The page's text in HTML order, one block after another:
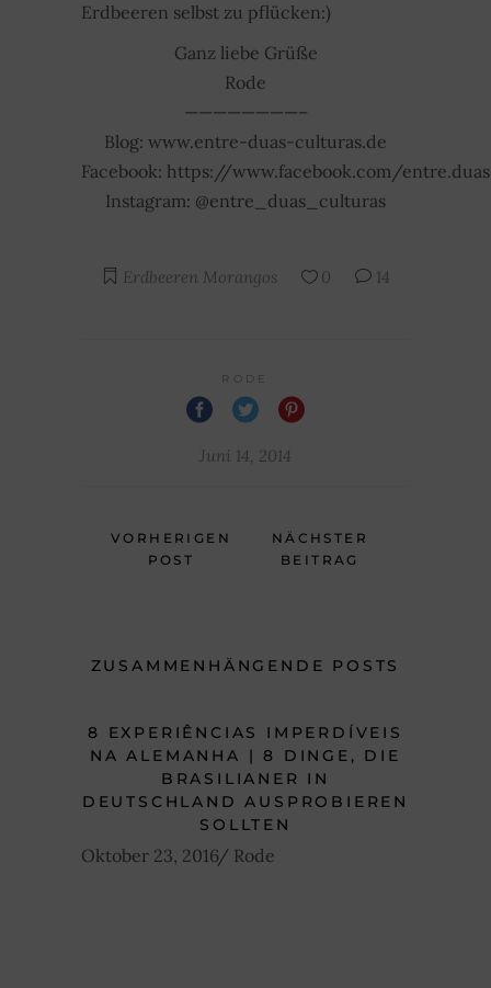
Erdbeeren selbst zu pflücken:)
Ganz liebe Grüße
Rode
————————–
Blog: www.entre-duas-culturas.de
Facebook: https://www.facebook.com/
Instagram: @entre_duas_culturas
Erdbeeren Morangos 0 14
RODE
Juni 14, 2014
VORHERIGEN
POST
NÄCHSTER
BEITRAG
ZUSAMMENHÄNGENDE POSTS
8 EXPERIÊNCIAS IMPERDÍVEIS
NA ALEMANHA | 8 DINGE, DIE
BRASILIANER IN
DEUTSCHLAND AUSPROBIEREN
SOLLTEN
Oktober 23, 2016 Rode